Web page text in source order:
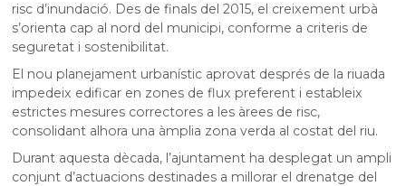
risc d’inundació. Des de finals del 2015, el creixement urbà
s’orienta cap al nord del municipi, conforme a criteris de
seguretat i sostenibilitat.
El nou planejament urbanístic aprovat després de la riuada
impedeix edificar en zones de flux preferent i estableix
estrictes mesures correctores a les àrees de risc,
consolidant alhora una àmplia zona verda al costat del riu.
Durant aquesta dècada, l’ajuntament ha desplegat un ampli
conjunt d’actuacions destinades a millorar el drenatge del